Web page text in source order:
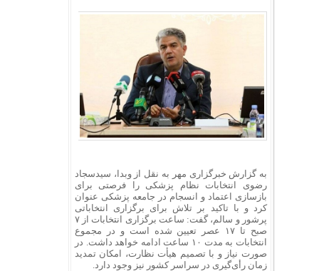
به گزارش خبرگزاری مهر به نقل ازوبدا ، سیدسجاد
رضوی انتخابات نظام پزشکی را فرصتی برای
بازسازی اعتماد و انسجام در جامعه پزشکی عنوان
کرد و با تاکید بر تلاش برای برگزاری انتخاباتی
پرشور و سالم، گفت: ساعت برگزاری انتخابات از ۷
صبح تا ۱۷ عصر تعیین شده است و در مجموع
انتخابات به مدت ۱۰ ساعت ادامه خواهد داشت. در
صورت نیاز و با تصمیم هیأت نظارت، امکان تمدید
زمان رأی‌گیری در سراسر کشور نیز وجود دارد.